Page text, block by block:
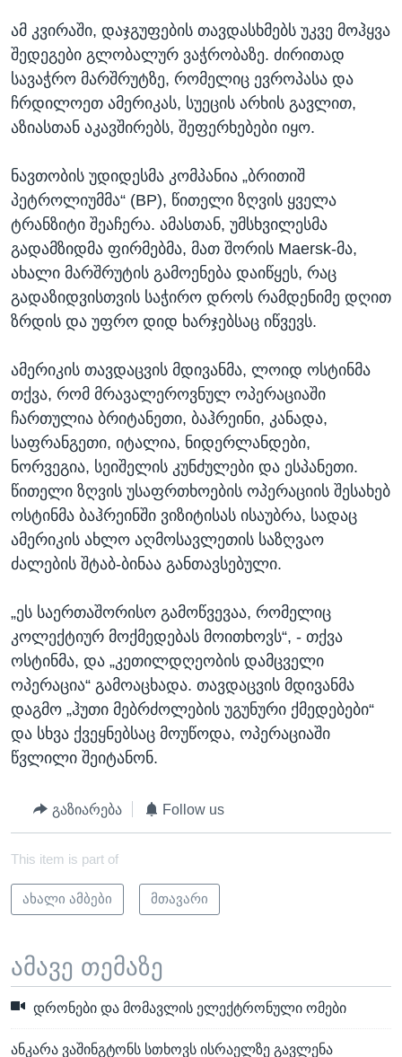
ამ კვირაში, დაჯგუფების თავდასხმებს უკვე მოჰყვა
შედეგები გლობალურ ვაჭრობაზე. ძირითად
სავაჭრო მარშრუტზე, რომელიც ევროპასა და
ჩრდილოეთ ამერიკას, სუეცის არხის გავლით,
აზიასთან აკავშირებს, შეფერხებები იყო.
ნავთობის უდიდესმა კომპანია „ბრითიშ
პეტროლიუმმა“ (BP), წითელი ზღვის ყველა
ტრანზიტი შეაჩერა. ამასთან, უმსხვილესმა
გადამზიდმა ფირმებმა, მათ შორის Maersk-მა,
ახალი მარშრუტის გამოენება დაიწყეს, რაც
გადაზიდვისთვის საჭირო დროს რამდენიმე დღით
ზრდის და უფრო დიდ ხარჯებსაც იწვევს.
ამერიკის თავდაცვის მდივანმა, ლოიდ ოსტინმა
თქვა, რომ მრავალეროვნულ ოპერაციაში
ჩართულია ბრიტანეთი, ბაჰრეინი, კანადა,
საფრანგეთი, იტალია, ნიდერლანდები,
ნორვეგია, სეიშელის კუნძულები და ესპანეთი.
წითელი ზღვის უსაფრთხოების ოპერაციის შესახებ
ოსტინმა ბაჰრეინში ვიზიტისას ისაუბრა, სადაც
ამერიკის ახლო აღმოსავლეთის საზღვაო
ძალების შტაბ-ბინაა განთავსებული.
„ეს საერთაშორისო გამოწვევაა, რომელიც
კოლექტიურ მოქმედებას მოითხოვს“, - თქვა
ოსტინმა, და „კეთილდღეობის დამცველი
ოპერაცია“ გამოაცხადა. თავდაცვის მდივანმა
დაგმო „ჰუთი მებრძოლების უგუნური ქმედებები“
და სხვა ქვეყნებსაც მოუწოდა, ოპერაციაში
წვლილი შეიტანონ.
გაზიარება Follow us
This item is part of
ახალი ამბები მთავარი
ამავე თემაზე
დრონები და მომავლის ელექტრონული ომები
ანკარა ვაშინგტონს სთხოვს ისრაელზე გავლენა